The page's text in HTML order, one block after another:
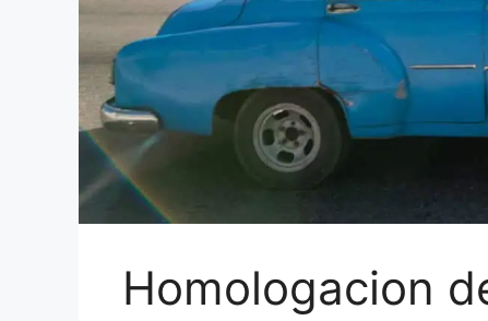
Homologacion